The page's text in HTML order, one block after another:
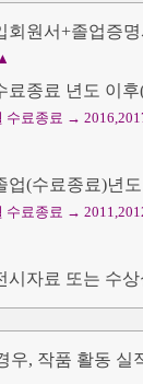
회원서+졸업증
료종료 년도 이
수료종료 →
업(수료종료)년
수료종료 →
시자료 또는 수
우, 작품 활동